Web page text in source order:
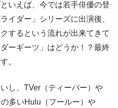
いえば、今では若手俳優の登
イダー」シリーズに出演後、
するという流れが出来てきて
ーギーツ」はどうか！？最終
。
し、TVer（ティーバー）や
多いHulu（フールー）や